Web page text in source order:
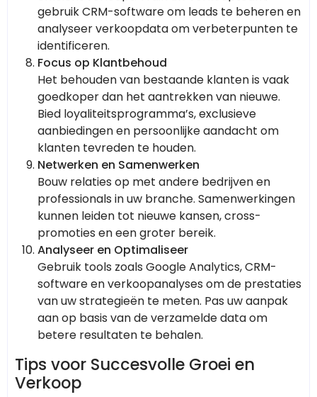
gebruik CRM-software om leads te beheren en
analyseer verkoopdata om verbeterpunten te
identificeren.
Focus op Klantbehoud
Het behouden van bestaande klanten is vaak
goedkoper dan het aantrekken van nieuwe.
Bied loyaliteitsprogramma’s, exclusieve
aanbiedingen en persoonlijke aandacht om
klanten tevreden te houden.
Netwerken en Samenwerken
Bouw relaties op met andere bedrijven en
professionals in uw branche. Samenwerkingen
kunnen leiden tot nieuwe kansen, cross-
promoties en een groter bereik.
Analyseer en Optimaliseer
Gebruik tools zoals Google Analytics, CRM-
software en verkoopanalyses om de prestaties
van uw strategieën te meten. Pas uw aanpak
aan op basis van de verzamelde data om
betere resultaten te behalen.
Tips voor Succesvolle Groei en
Verkoop